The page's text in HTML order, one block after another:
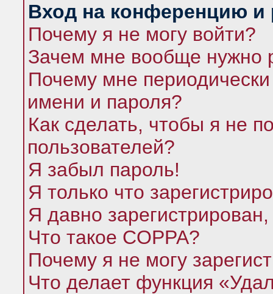
Вход на конференцию и
Почему я не могу войти?
Зачем мне вообще нужно
Почему мне
имени и пароля?
Как сделать, чтобы я не
пользователей?
Я забыл пароль!
Я только что
Я давно
Что такое COPPA?
Почему я не могу
Что делает функция